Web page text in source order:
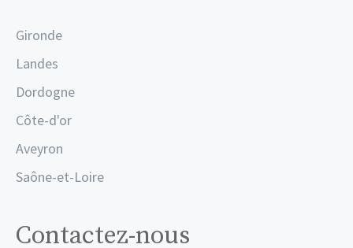
Gironde
Landes
Dordogne
Côte-d'or
Aveyron
Saône-et-Loire
Contactez-nous